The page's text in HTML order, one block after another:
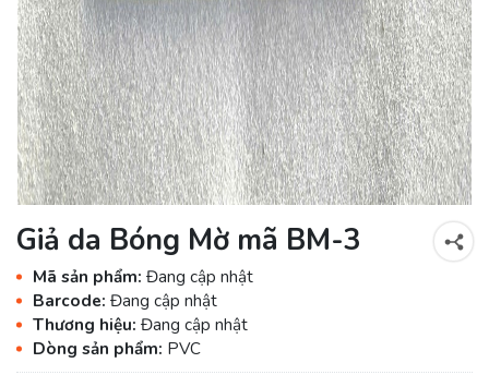
Giả da Bóng Mờ mã BM-3
Mã sản phẩm: Đang cập nhật
Barcode: Đang cập nhật
Thương hiệu: Đang cập nhật
Dòng sản phẩm: PVC